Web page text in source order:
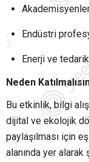
Endüstri
Enerji ve
Neden
Bu etkinlik, bilgi
dijital ve ekolojik
paylaşılması için
alanında yer